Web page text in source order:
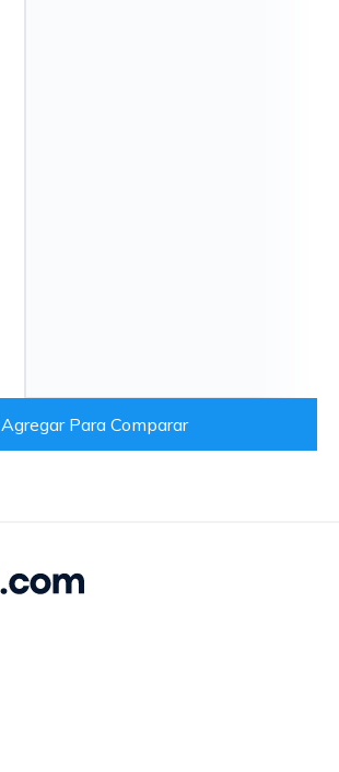
Agregar Para Comparar